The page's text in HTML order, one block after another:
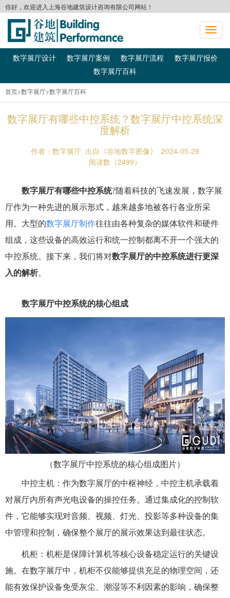
你好，欢迎进入上海谷地建筑设计咨询有限公司网站！
切
换
导
航
数字展厅设计 数字展厅案例 数字展厅流程
数字展厅报价
数字展厅百科
首页>数字展厅>数字展厅百科
数字展厅有哪些中控系统？数字展厅中控系统深
度解析
作者：数字展厅 出自《谷地数字图像》
2024-05-29
阅读数（2499）
数字展厅有哪些中控系统?随着科技的飞速发展，数字展
厅作为一种先进的展示形式，越来越多地被各行各业所采
用。大型的数字展厅制作往往由各种复杂的媒体软件和硬件
组成，这些设备的高效运行和统一控制都离不开一个强大的
中控系统。接下来，我们将对数字展厅的中控系统进行更深
入的解析。
数字展厅中控系统的核心组成
（数字展厅中控系统的核心组成图片）
中控主机：作为数字展厅的中枢神经，中控主机承载着
对展厅内所有声光电设备的操控任务。通过集成化的控制软
件，它能够实现对音频、视频、灯光、投影等多种设备的集
中管理和控制，确保整个展厅的展示效果达到最佳状态。
机柜：机柜是保障计算机等核心设备稳定运行的关键设
施。在数字展厅中，机柜不仅能够提供充足的物理空间，还
能有效保护设备免受灰尘、潮湿等不利因素的影响，确保整